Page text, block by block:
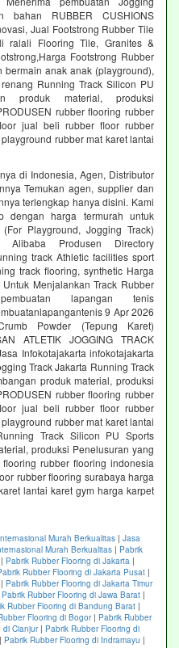
bahan RUBBER CUSHIONS
Jual Footstrong Rubber Tile
ralali Flooring Tile, Granites &
Footstrong Rubber
anak anak (playground),
Running Track Silicon PU
produk material, produksi
rubber flooring rubber
jual beli rubber floor rubber
rubber mat karet lantai
di Indonesia, Agen, Distributor
Temukan agen, supplier dan
terlengkap hanya disini. Kami
dengan harga termurah untuk
Playground, Jogging Track)
Produsen Directory
track Athletic facilities sport
track flooring, synthetic Harga
Menjalankan Track Rubber
lapangan tenis
9 Apr 2026
Powder (Tepung Karet)
ATLETIK JOGGING TRACK
Infokotajakarta infokotajakarta
Track Jakarta Running Track
produk material, produksi
rubber flooring rubber
jual beli rubber floor rubber
rubber mat karet lantai
Track Silicon PU Sports
produksi Penelusuran yang
rubber flooring indonesia
rubber flooring surabaya harga
lantai karet gym harga karpet
Murah Berkualitas | Jasa
Murah Berkualitas | Pabrik
| Pabrik Rubber Flooring di Jakarta |
Rubber Flooring di Jakarta Pusat |
| Pabrik Rubber Flooring di Jakarta Timur
Pabrik Rubber Flooring di Jawa Barat |
Rubber Flooring di Bandung Barat |
Flooring di Bogor| Pabrik Rubber
di Cianjur| Pabrik Rubber Flooring di
| Pabrik Rubber Flooring di Indramayu |